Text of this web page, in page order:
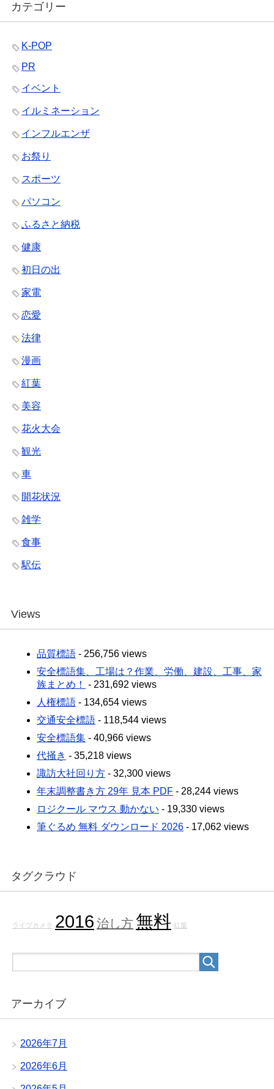
カテゴリー
K-POP
PR
イベント
イルミネーション
インフルエンザ
お祭り
スポーツ
パソコン
ふるさと納税
健康
初日の出
家電
恋愛
法律
漫画
紅葉
美容
花火大会
観光
車
開花状況
雑学
食事
駅伝
Views
品質標語 - 256,756 views
安全標語集、工場は？作業、労働、建設、工事、家
族まとめ！
- 231,692 views
人権標語 - 134,654 views
交通安全標語 - 118,544 views
安全標語集 - 40,966 views
代掻き - 35,218 views
諏訪大社回り方 - 32,300 views
年末調整書き方 29年 見本 PDF - 28,244 views
ロジクール マウス 動かない - 19,330 views
筆ぐるめ 無料 ダウンロード 2026 - 17,062 views
タグクラウド
ライブカメラ 2016 治し方無料 紅葉
アーカイブ
2026年7月
2026年6月